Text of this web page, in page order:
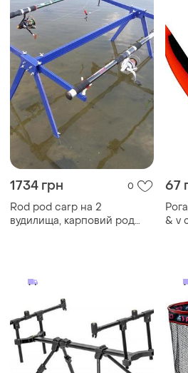
1734 грн 0
Rod pod carp на 2
вудилища, карповий род
67
& v